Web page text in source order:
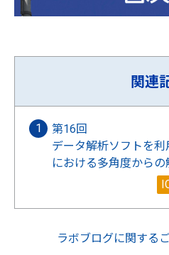
関連
第16回
データ解析ソフトを
における多角度から
ラボブログに関する